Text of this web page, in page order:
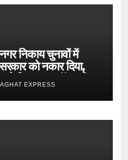
निकाय चुनावों में
को नकार दिया,
जवाब : डॉ. राजीव
EXPRESS